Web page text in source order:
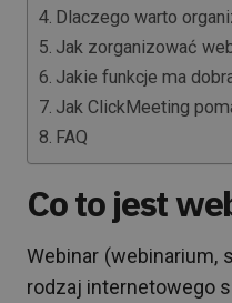
Dlaczego warto
Jak zorganizować
Jakie funkcje ma
Jak ClickMeeting
FAQ
Co to jest
Webinar (webinarium,
rodzaj internetowego